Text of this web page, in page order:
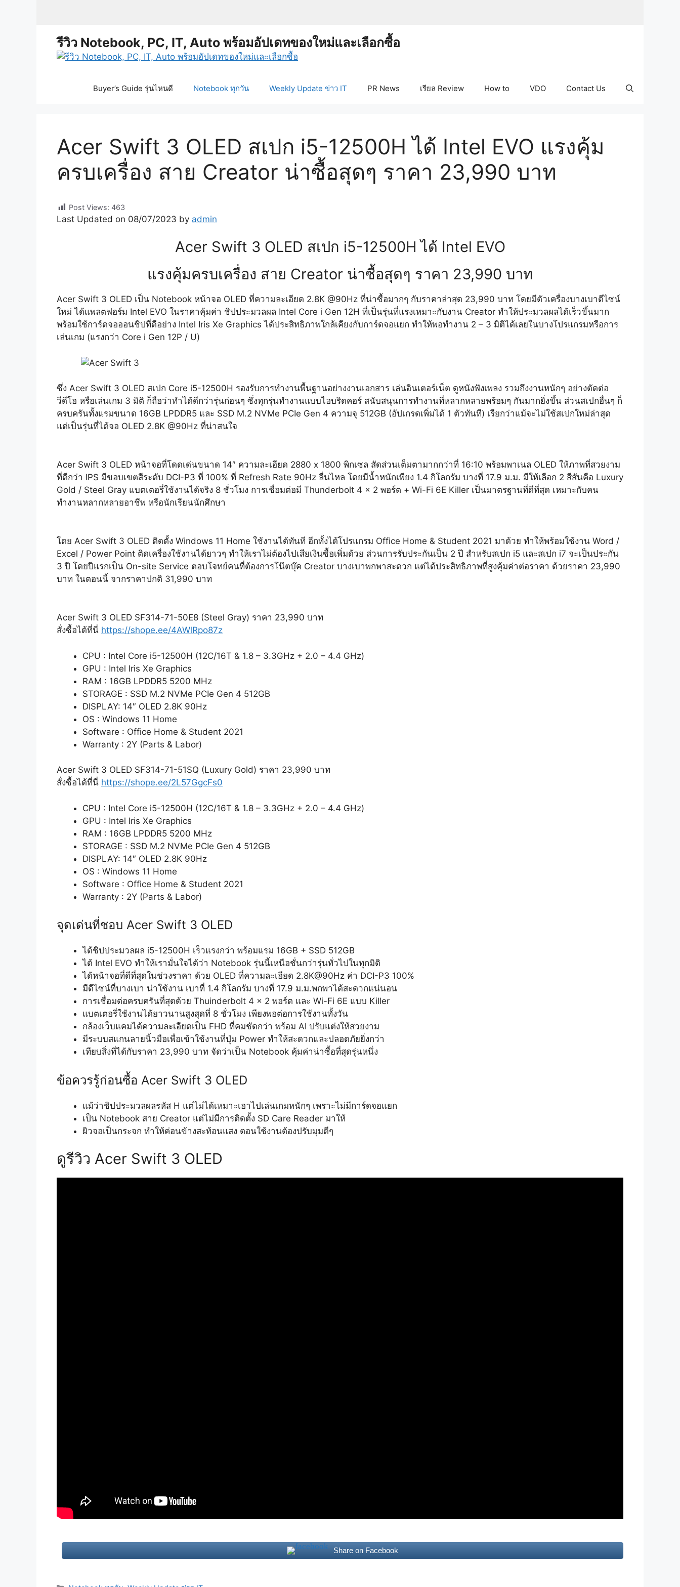
รีวิว Notebook, PC, IT, Auto พร้อมอัปเดทของใหม่และเลือกซื้อ
Buyer’s Guide รุ่นไหนดี Notebook ทุกวัน Weekly Update ข่าว IT PR News เรียล Review How to VDO Contact Us
Acer Swift 3 OLED สเปก i5-12500H ได้ Intel EVO แรงคุ้ม
ครบเครื่อง สาย Creator น่าซื้อสุดๆ ราคา 23,990 บาท
Post Views: 463
Last Updated on 08/07/2023 by admin
Acer Swift 3 OLED สเปก i5-12500H ได้ Intel EVO
แรงคุ้มครบเครื่อง สาย Creator น่าซื้อสุดๆ ราคา 23,990 บาท
Acer Swift 3 OLED เป็น Notebook หน้าจอ OLED ที่ความละเอียด 2.8K @90Hz ที่น่าซื้อมากๆ กับราคาล่าสุด 23,990 บาท โดยมีตัวเครื่องบางเบาดีไซน์
ใหม่ ได้แพลตฟอร์ม Intel EVO ในราคาคุ้มค่า ชิปประมวลผล Intel Core i Gen 12H ที่เป็นรุ่นที่แรงเหมาะกับงาน Creator ทำให้ประมวลผลได้เร็วขึ้นมาก
พร้อมใช้การ์ดจอออนชิปที่ดีอย่าง Intel Iris Xe Graphics ได้ประสิทธิภาพใกล้เคียงกับการ์ดจอแยก ทำให้พอทำงาน 2 – 3 มิติได้เลยในบางโปรแกรมหรือการ
เล่นเกม (แรงกว่า Core i Gen 12P / U)
ซึ่ง Acer Swift 3 OLED สเปก Core i5-12500H รองรับการทำงานพื้นฐานอย่างงานเอกสาร เล่นอินเตอร์เน็ต ดูหนังฟังเพลง รวมถึงงานหนักๆ อย่างตัดต่อ
วีดีโอ หรือเล่นเกม 3 มิติ ก็ถือว่าทำได้ดีกว่ารุ่นก่อนๆ ซึ่งทุกรุ่นทำงานแบบไฮบริดคอร์ สนับสนุนการทำงานที่หลากหลายพร้อมๆ กันมากยิ่งขึ้น ส่วนสเปกอื่นๆ ก็
ครบครันทั้งแรมขนาด 16GB LPDDR5 และ SSD M.2 NVMe PCIe Gen 4 ความจุ 512GB (อัปเกรดเพิ่มได้ 1 ตัวทันที) เรียกว่าแม้จะไม่ใช้สเปกใหม่ล่าสุด
แต่เป็นรุ่นที่ได้จอ OLED 2.8K @90Hz ที่น่าสนใจ
Acer Swift 3 OLED หน้าจอที่โดดเด่นขนาด 14″ ความละเอียด 2880 x 1800 พิกเซล สัดส่วนเต็มตามากกว่าที่ 16:10 พร้อมพาเนล OLED ให้ภาพที่สวยงาม
ที่ดีกว่า IPS มีขอบเขตสีระดับ DCI-P3 ที่ 100% ที่ Refresh Rate 90Hz ลื่นไหล โดยมีน้ำหนักเพียง 1.4 กิโลกรัม บางที่ 17.9 ม.ม. มีให้เลือก 2 สีสันคือ Luxury
Gold / Steel Gray แบตเตอรี่ใช้งานได้จริง 8 ชั่วโมง การเชื่อมต่อมี Thunderbolt 4 x 2 พอร์ต + Wi-Fi 6E Killer เป็นมาตรฐานที่ดีที่สุด เหมาะกับคน
ทำงานหลากหลายอาชีพ หรือนักเรียนนักศึกษา
โดย Acer Swift 3 OLED ติดตั้ง Windows 11 Home ใช้งานได้ทันที อีกทั้งได้โปรแกรม Office Home & Student 2021 มาด้วย ทำให้พร้อมใช้งาน Word /
Excel / Power Point ติดเครื่องใช้งานได้ยาวๆ ทำให้เราไม่ต้องไปเสียเงินซื้อเพิ่มด้วย ส่วนการรับประกันเป็น 2 ปี สำหรับสเปก i5 และสเปก i7 จะเป็นประกัน
3 ปี โดยปีแรกเป็น On-site Service ตอบโจทย์คนที่ต้องการโน๊ตบุ๊ค Creator บางเบาพกพาสะดวก แต่ได้ประสิทธิภาพที่สูงคุ้มค่าต่อราคา ด้วยราคา 23,990
บาท ในตอนนี้ จากราคาปกติ 31,990 บาท
Acer Swift 3 OLED SF314-71-50E8 (Steel Gray) ราคา 23,990 บาท
สั่งซื้อได้ที่นี่ https://shope.ee/4AWlRpo87z
CPU : Intel Core i5-12500H (12C/16T & 1.8 – 3.3GHz + 2.0 – 4.4 GHz)
GPU : Intel Iris Xe Graphics
RAM : 16GB LPDDR5 5200 MHz
STORAGE : SSD M.2 NVMe PCIe Gen 4 512GB
DISPLAY: 14″ OLED 2.8K 90Hz
OS : Windows 11 Home
Software : Office Home & Student 2021
Warranty : 2Y (Parts & Labor)
Acer Swift 3 OLED SF314-71-51SQ (Luxury Gold) ราคา 23,990 บาท
สั่งซื้อได้ที่นี่ https://shope.ee/2L57GgcFs0
CPU : Intel Core i5-12500H (12C/16T & 1.8 – 3.3GHz + 2.0 – 4.4 GHz)
GPU : Intel Iris Xe Graphics
RAM : 16GB LPDDR5 5200 MHz
STORAGE : SSD M.2 NVMe PCIe Gen 4 512GB
DISPLAY: 14″ OLED 2.8K 90Hz
OS : Windows 11 Home
Software : Office Home & Student 2021
Warranty : 2Y (Parts & Labor)
จุดเด่นที่ชอบ Acer Swift 3 OLED
ได้ชิปประมวลผล i5-12500H เร็วแรงกว่า พร้อมแรม 16GB + SSD 512GB
ได้ Intel EVO ทำให้เรามั่นใจได้ว่า Notebook รุ่นนี้เหนือชั่นกว่ารุ่นทั่วไปในทุกมิติ
ได้หน้าจอที่ดีที่สุดในช่วงราคา ด้วย OLED ที่ความละเอียด 2.8K@90Hz ค่า DCI-P3 100%
มีดีไซน์ที่บางเบา น่าใช้งาน เบาที่ 1.4 กิโลกรัม บางที่ 17.9 ม.ม.พกพาได้สะดวกแน่นอน
การเชื่อมต่อครบครันที่สุดด้วย Thuinderbolt 4 x 2 พอร์ต และ Wi-Fi 6E แบบ Killer
แบตเตอรี่ใช้งานได้ยาวนานสูงสุดที่ 8 ชั่วโมง เพียงพอต่อการใช้งานทั้งวัน
กล้องเว็บแคมได้ความละเอียดเป็น FHD ที่คมชัดกว่า พร้อม AI ปรับแต่งให้สวยงาม
มีระบบสแกนลายนิ้วมือเพื่อเข้าใช้งานที่ปุ่ม Power ทำให้สะดวกและปลอดภัยยิ่งกว่า
เทียบสิ่งที่ได้กับราคา 23,990 บาท จัดว่าเป็น Notebook คุ้มค่าน่าซื้อที่สุดรุ่นหนึ่ง
ข้อควรรู้ก่อนซื้อ Acer Swift 3 OLED
แม้ว่าชิปประมวลผลรหัส H แต่ไม่ได้เหมาะเอาไปเล่นเกมหนักๆ เพราะไม่มีการ์ดจอแยก
เป็น Notebook สาย Creator แต่ไม่มีการติดตั้ง SD Care Reader มาให้
ผิวจอเป็นกระจก ทำให้ค่อนข้างสะท้อนแสง ตอนใช้งานต้องปรับมุมดีๆ
ดูรีวิว Acer Swift 3 OLED
Share on Facebook